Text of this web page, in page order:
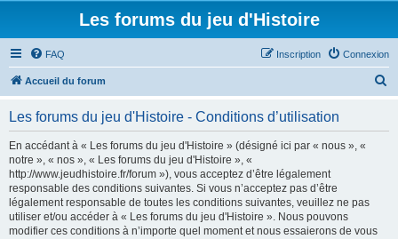
Les forums du jeu d'Histoire
FAQ Connexion
Inscription
Accueil du forum
Les forums du jeu d'Histoire - Conditions d’utilisation
En accédant à « Les forums du jeu d'Histoire » (désigné ici par « nous », «
notre », « nos », « Les forums du jeu d'Histoire », «
http://www.jeudhistoire.fr/forum »), vous acceptez d’être légalement
responsable des conditions suivantes. Si vous n’acceptez pas d’être
légalement responsable de toutes les conditions suivantes, veuillez ne pas
utiliser et/ou accéder à « Les forums du jeu d'Histoire ». Nous pouvons
modifier ces conditions à n’importe quel moment et nous essaierons de vous